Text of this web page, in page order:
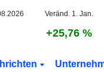
Veränd. 1. Jan.
+25,76 %